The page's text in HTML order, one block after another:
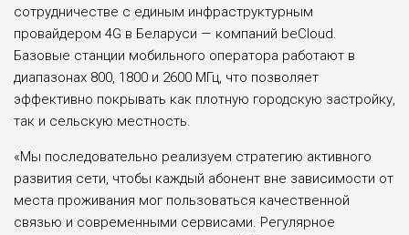
сотрудничестве с единым инфраструктурным
провайдером 4G в Беларуси — компаний beCloud.
Базовые станции мобильного оператора работают в
диапазонах 800, 1800 и 2600 МГц, что позволяет
эффективно покрывать как плотную городскую застройку,
так и сельскую местность.
«Мы последовательно реализуем стратегию активного
развития сети, чтобы каждый абонент вне зависимости от
места проживания мог пользоваться качественной
связью и современными сервисами. Регулярное